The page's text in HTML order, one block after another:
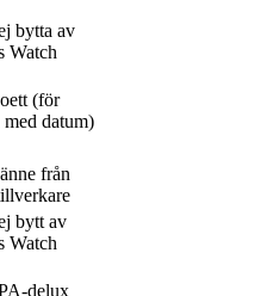
bytta av
Watch
(för
datum)
från
bytt av
Watch
delux